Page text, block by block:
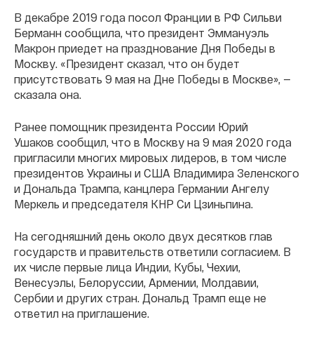
В декабре 2019 года посол Франции в РФ Сильви
Берманн сообщила, что президент Эммануэль
Макрон приедет на празднование Дня Победы в
Москву. «Президент сказал, что он будет
присутствовать 9 мая на Дне Победы в Москве», —
сказала она.
Ранее помощник президента России Юрий
Ушаков сообщил, что в Москву на 9 мая 2020 года
пригласили многих мировых лидеров, в том числе
президентов Украины и США Владимира Зеленского
и Дональда Трампа, канцлера Германии Ангелу
Меркель и председателя КНР Си Цзиньпина.
На сегодняшний день около двух десятков глав
государств и правительств ответили согласием. В
их числе первые лица Индии, Кубы, Чехии,
Венесуэлы, Белоруссии, Армении, Молдавии,
Сербии и других стран. Дональд Трамп еще не
ответил на приглашение.